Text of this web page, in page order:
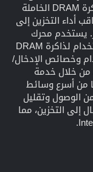
جانب الخادم والذي يستفيد ديناميكيًا من ذاكرة DRAM الخاملة
أداء التخزين إلى
يستخدم محرك
التحليلات السلوكية IntelliMemory أفضل استخدام لذاكرة DRAM
وخصائص الإدخال/
من خلال خدمة
من أسرع وسائط
الوصول وتقليل
إلى التخزين، مما